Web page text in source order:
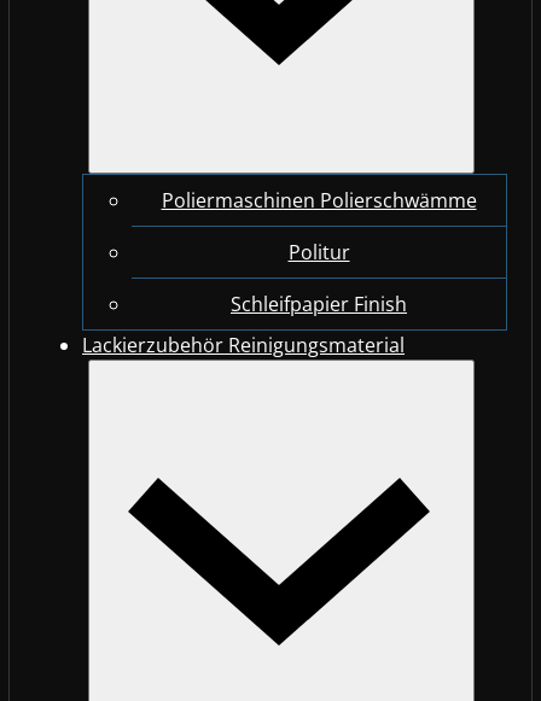
Poliermaschinen Polierschwämme
Politur
Schleifpapier Finish
Lackierzubehör Reinigungsmaterial